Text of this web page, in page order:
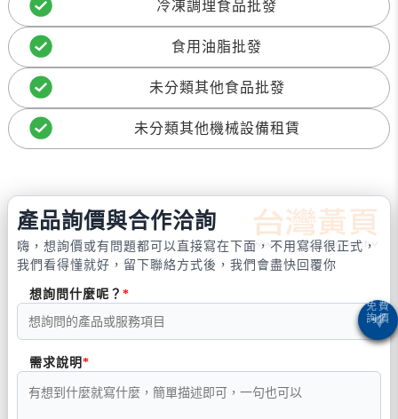
冷凍調理食品批發
食用油脂批發
未分類其他食品批發
未分類其他機械設備租賃
產品詢價與合作洽詢
嗨，想詢價或有問題都可以直接寫在下面，不用寫得很正式，
我們看得懂就好，留下聯絡方式後，我們會盡快回覆你
想詢問什麼呢？
需求說明